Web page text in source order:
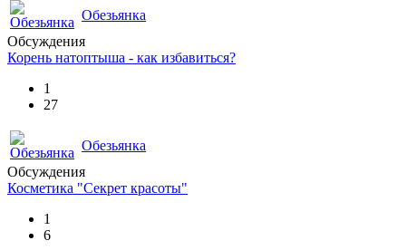
Обезьянка
Обсуждения
Корень натоптыша - как избавиться?
1
27
Обезьянка
Обсуждения
Косметика "Секрет красоты"
1
6